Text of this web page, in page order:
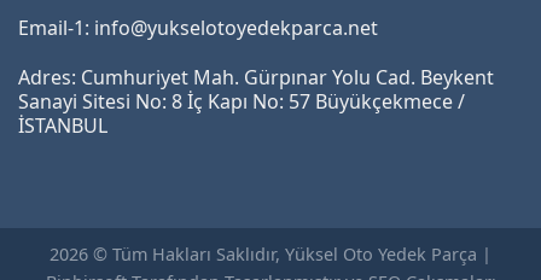
Email-1: info@yukselotoyedekparca.net
Adres: Cumhuriyet Mah. Gürpınar Yolu Cad. Beykent
Sanayi Sitesi No: 8 İç Kapı No: 57 Büyükçekmece /
İSTANBUL
2026 © Tüm Hakları Saklıdır, Yüksel Oto Yedek Parça |